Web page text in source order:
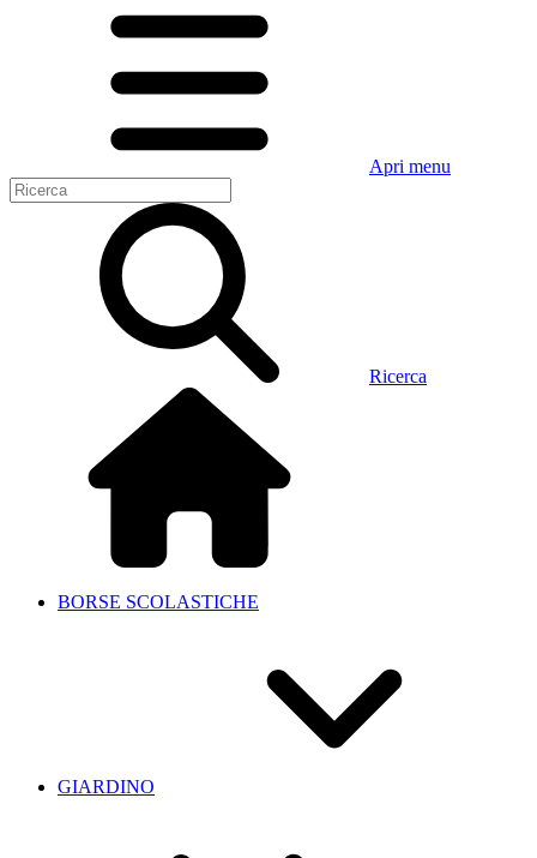
Apri menu
Ricerca
BORSE SCOLASTICHE
GIARDINO